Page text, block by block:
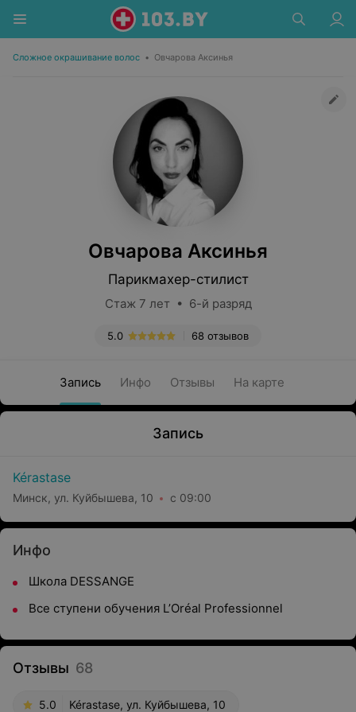
Сложное окрашивание волос • Овчарова Аксинья
Овчарова Аксинья
Парикмахер-стилист
Стаж 7 лет • 6-й разряд
68 отзывов
5.0
Запись Инфо Отзывы На карте
Запись
Kérastase
Минск, ул. Куйбышева, 10 с 09:00
Инфо
Школа DESSANGE
Все ступени обучения L’Oréal Professionnel
Отзывы 68
5.0 Kérastase, ул. Куйбышева, 10